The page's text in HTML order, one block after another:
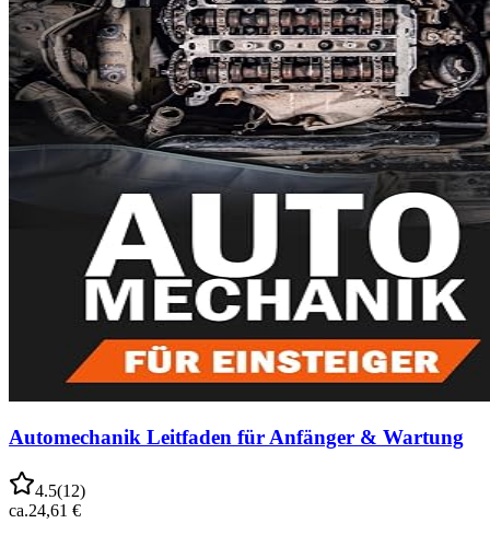
Automechanik Leitfaden für Anfänger & Wartung
4.5(12)
ca.24,61 €